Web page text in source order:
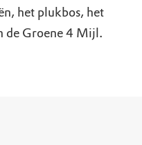
het plukbos, het
de Groene 4 Mijl.